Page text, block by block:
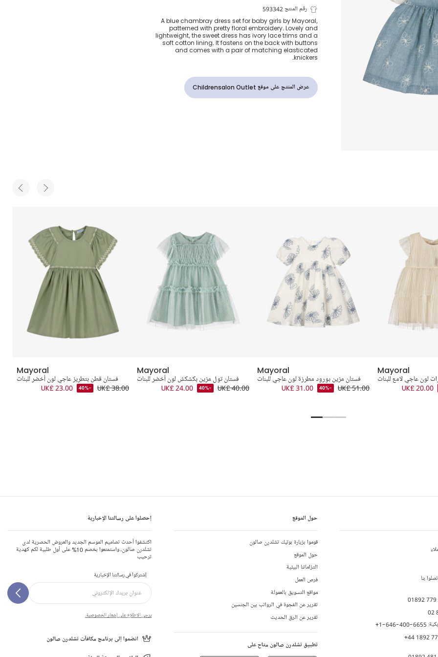
طقم فستان شامبراي
لون أزرق للمولودات
رقم المنتج 593342
A blue chambray dress set for baby girls by Mayoral,
patterned with pretty floral embroidery. Lovely and
lightweight, the sweet dress has ivory lace trims and a
soft cotton lining. It fastens on the back with buttons
and comes with a pair of matching elasticated
knickers.
عرض المنتج على موقع Childrensalon Outlet
Mayoral
فستان قطن بتطريز عاجي لون أخضر للبنات
UK£ 38.00
-40%
UK£ 23.00
Mayoral
فستان تول مزين بكشكش لون أخضر للبنات
UK£ 40.00
-40%
UK£ 24.00
Mayoral
فستان مزين بورود مطرزة لون عاجي للبنات
UK£ 51.00
-40%
UK£ 31.00
Mayoral
لون عاجي لامع للبنات
UK£ 20.00
بنا
01892 779
02
+1-646-400-6655
+44 1892
حول الموقع
قوموا بزيارة بوتيك تشلدرن صالون
حول الموقع
التزاماتنا البيئية
فرص العمل
مواقع التسويق بالعمولة
تقرير عن الفجوة في الرواتب بين الجنسين
تقرير عن الرق الحديث
تطبيق تشلدرن صالون متاح على
إحصلوا على رسالتنا الإخبارية
اكتشفوا أحدث تصاميم الموسم الجديد والعروض الحصرية لدى
تشلدرن صالون، واستمتعوا بخصم 10% على أول طلبية لكم كهدية
ترحيب
إشتركوا في رسالتنا الإخبارية
يرجى الاطلاع على إشعار الخصوصية.
انضموا إلى برنامج مكافآت تشلدرن صالون